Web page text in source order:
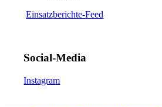
Einsatzberichte-Feed
Social-Media
Instagram